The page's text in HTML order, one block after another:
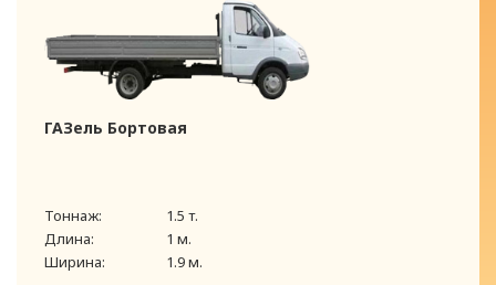
ГАЗель Бортовая
Тоннаж:
1.5 т.
Длина:
1 м.
Ширина:
1.9 м.